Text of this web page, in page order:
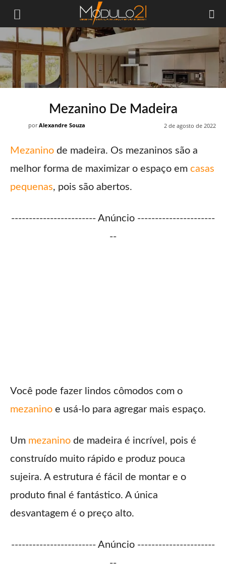
Módulo21
Mezanino De Madeira
2 de agosto de 2022
por Alexandre Souza
Mezanino de madeira. Os mezaninos são a
melhor forma de maximizar o espaço em casas
pequenas, pois são abertos.
------------------------ Anúncio ----------------------
--
Você pode fazer lindos cômodos com o
mezanino e usá-lo para agregar mais espaço.
Um mezanino de madeira é incrível, pois é
construído muito rápido e produz pouca
sujeira. A estrutura é fácil de montar e o
produto final é fantástico. A única
desvantagem é o preço alto.
------------------------ Anúncio ----------------------
--